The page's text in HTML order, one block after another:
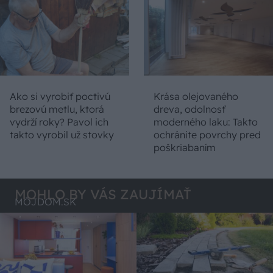
Ako si vyrobiť poctivú
brezovú metlu, ktorá
vydrží roky? Pavol ich
takto vyrobil už stovky
Krása olejovaného
dreva, odolnosť
moderného laku: Takto
ochránite povrchy pred
poškriabaním
MOHLO BY VÁS ZAUJÍMAŤ
MÔJDOM.SK